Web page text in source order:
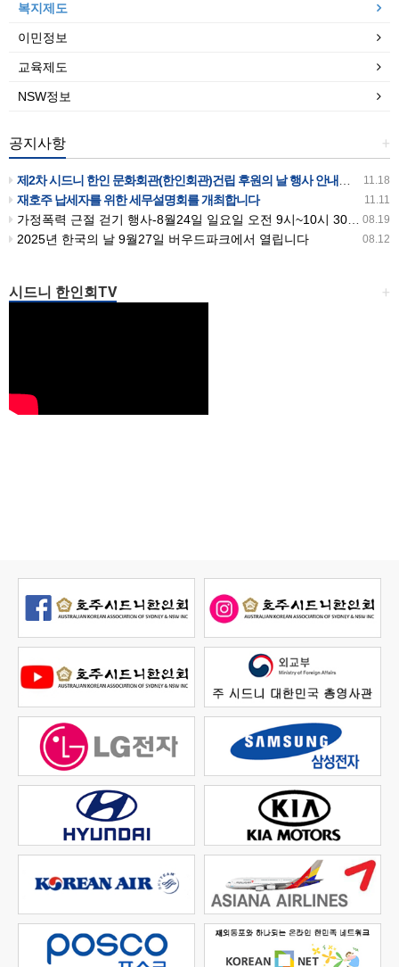
복지제도
이민정보
교육제도
NSW정보
+
공지사항
11.18
제2차 시드니 한인 문화회관(한인회관)건립 후원의 날 행사 안내입니다
11.11
재호주 납세자를 위한 세무설명회를 개최합니다
08.19
가정폭력 근절 걷기 행사-8월24일 일요일 오전 9시~10시 30분까지 버우드파크에서 있습니다
08.12
2025년 한국의 날 9월27일 버우드파크에서 열립니다
+
시드니 한인회TV